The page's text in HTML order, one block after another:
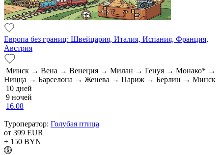
Европа без границ: Швейцария, Италия, Испания, Франция,
Австрия
Минск → Вена → Венеция → Милан → Генуя → Монако* →
Ницца → Барселона → Женева → Париж → Берлин → Минск
10 дней
9 ночей
16.08
Туроператор: Голубая птица
от 399 EUR
+ 150 BYN